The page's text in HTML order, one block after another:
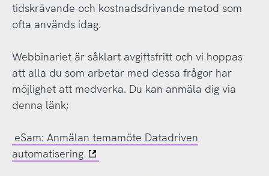
tidskrävande och kostnadsdrivande metod som
ofta används idag.
Webbinariet är såklart avgiftsfritt och vi hoppas
att alla du som arbetar med dessa frågor har
möjlighet att medverka. Du kan anmäla dig via
denna länk;
eSam: Anmälan temamöte Datadriven
automatisering